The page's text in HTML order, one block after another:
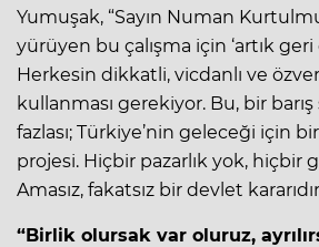
Yumuşak, “Sayın Numan
yürüyen bu çalışma için ‘artık geri
Herkesin dikkatli, vicdanlı ve
kullanması gerekiyor. Bu, bir
fazlası; Türkiye’nin geleceği için
projesi. Hiçbir pazarlık yok, hiçbir
Amasız, fakatsız bir devlet
“Birlik olursak var oluruz,